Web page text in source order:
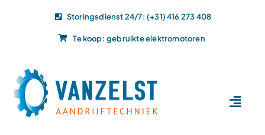
Storingsdienst 24/7: (+31) 416 273 408
Te koop: gebruikte elektromotoren